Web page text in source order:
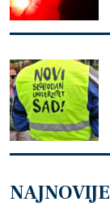
NAJNOVIJE